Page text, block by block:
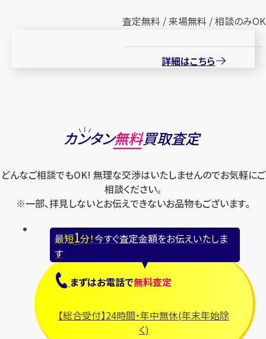
査定無料 / 来場無料 / 相談のみOK
詳細はこちら
カンタン無料買取査定
どんなご相談でもOK! 無理な交渉はいたしませんのでお気軽にご
相談ください。
※一部、拝見しないとお伝えできないお品物もございます。
最短1分！今すぐ査定金額をお伝えいたしま
す
まずはお電話で無料査定
【総合受付】24時間・年中無休(年末年始除
く)